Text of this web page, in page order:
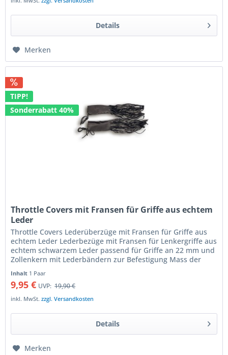
Details
Merken
TIPP!
Sonderrabatt 40%
Throttle Covers mit Fransen für Griffe aus echtem
Leder
Throttle Covers Lederüberzüge mit Fransen für Griffe aus
echtem Leder Lederbezüge mit Fransen für Lenkergriffe aus
echtem schwarzem Leder passend für Griffe an 22 mm und
Zollenkern mit Lederbändern zur Befestigung Mass der
Inhalt 1 Paar
9,95 € UVP: 19,90 €
inkl. MwSt.zzgl. Versandkosten
Details
Merken